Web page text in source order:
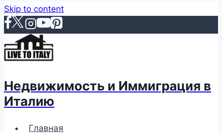
Skip to content
Недвижимость и Иммиграция в
Италию
Главная